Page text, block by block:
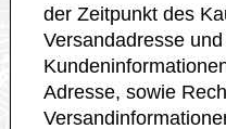
der Zeitpunkt des
Versandadresse und
Adresse, sowie